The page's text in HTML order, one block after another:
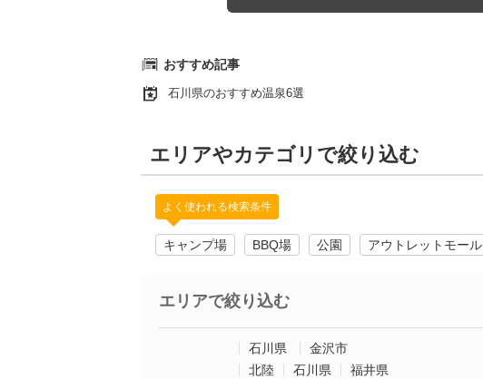
おすすめ記事
石川県のおすすめ温泉6選
エリアやカテゴリで絞り込む
よく使われる検索条件
キャンプ場 BBQ場 公園 アウトレットモール
エリアで絞り込む
石川県
金沢市
北陸
石川県
福井県